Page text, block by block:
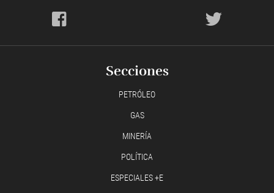
Secciones
PETRÓLEO
GAS
MINERÍA
POLÍTICA
ESPECIALES +E